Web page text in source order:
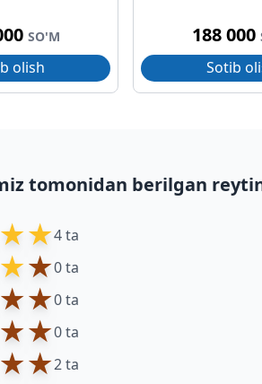
SO'M
olish
188 000
Sotib
tomonidan berilgan
★★4 ta
★★0 ta
★★0 ta
★★0 ta
★★2 ta